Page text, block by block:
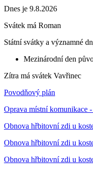
Dnes je 9.8.2026
Svátek má Roman
Státní svátky a významné
Mezinárodní den
Zítra má svátek Vavřinec
Povodňový plán
Oprava místní komunikace
Obnova hřbitovní zdi u
Obnova hřbitovní zdi u
Obnova hřbitovní zdi u